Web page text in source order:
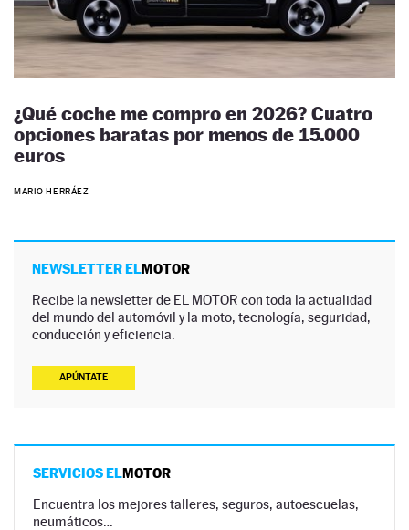
¿Qué coche me compro en 2026? Cuatro
opciones baratas por menos de 15.000
euros
MARIO HERRÁEZ
NEWSLETTER ELMOTOR
Recibe la newsletter de EL MOTOR con toda la actualidad
del mundo del automóvil y la moto, tecnología, seguridad,
conducción y eficiencia.
APÚNTATE
SERVICIOS ELMOTOR
Encuentra los mejores talleres, seguros, autoescuelas,
neumáticos…